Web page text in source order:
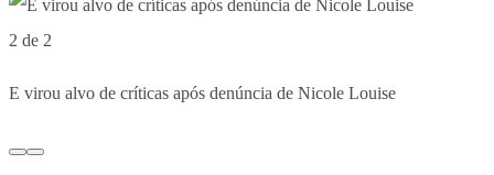
2 de 2
E virou alvo de críticas após denúncia de Nicole Louise